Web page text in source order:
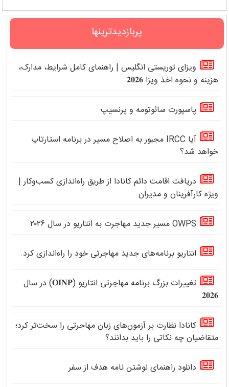
پربازدیدترینها
ویزای توریستی انگلیس | راهنمای کامل شرایط، مدارک،
هزینه و نحوه اخذ ویزا 𝟐𝟎𝟐𝟔
پاسپورت سائوتومه و پرنسیپ
آیا IRCC مجبور به اصلاح مسیر در برنامه استارتاپ
خواهد شد؟
دریافت اقامت دائم کانادا از طریق راه‌اندازی کسب‌وکار |
ویژه کارآفرینان و مدیران
OWPS مسیر جدید مهاجرت به انتاریو در سال ۲۰۲۶
انتاریو برنامه‌های جدید مهاجرتی خود را راه‌اندازی کرد.
تغییرات بزرگ برنامه مهاجرتی انتاریو (𝐎𝐈𝐍𝐏) در سال
𝟐𝟎𝟐𝟔
کانادا نظارت بر آزمون‌های زبان مهاجرتی را سخت‌تر کرد؛
متقاضیان چه نکاتی را باید بدانند؟
دانلود راهنمای نوشتن نامه هدف از سفر